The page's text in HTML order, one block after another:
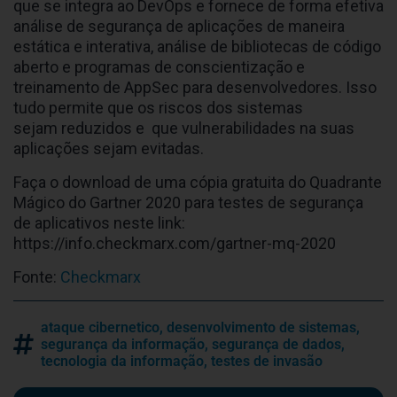
que se integra ao DevOps e fornece de forma efetiva
análise de segurança de aplicações de maneira
estática e interativa, análise de bibliotecas de código
aberto e programas de conscientização e
treinamento de AppSec para desenvolvedores. Isso
tudo permite que os riscos dos sistemas
sejam reduzidos e que vulnerabilidades na suas
aplicações sejam evitadas.
Faça o download de uma cópia gratuita do Quadrante
Mágico do Gartner 2020 para testes de segurança
de aplicativos neste link:
https://info.checkmarx.com/gartner-mq-2020
Fonte: Checkmarx
ataque cibernetico, desenvolvimento de sistemas,
segurança da informação, segurança de dados,
tecnologia da informação, testes de invasão